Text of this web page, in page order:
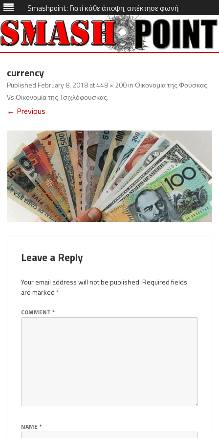
Smashpoint: Γιατί κάθε άποψη, απέκτησε φωνή
Skip
currency
Published February 8, 2018at448 × 200inΟικονομία της Φούσκας
Vs Οικονομία της Τσιχλόφουσκας.
← Previous
Leave a Reply
Your email address will not be published.Required fields
are marked *
COMMENT *
NAME*